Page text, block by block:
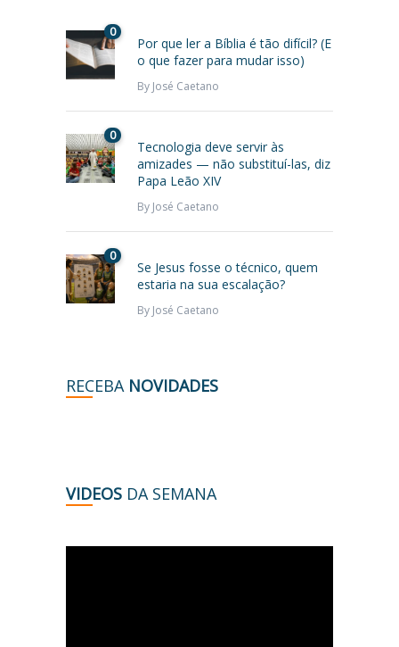
0
Por que ler a Bíblia é tão difícil? (E
o que fazer para mudar isso)
By José Caetano
0
Tecnologia deve servir às
amizades — não substituí-las, diz
Papa Leão XIV
By José Caetano
0
Se Jesus fosse o técnico, quem
estaria na sua escalação?
By José Caetano
RECEBA NOVIDADES
VIDEOS DA SEMANA